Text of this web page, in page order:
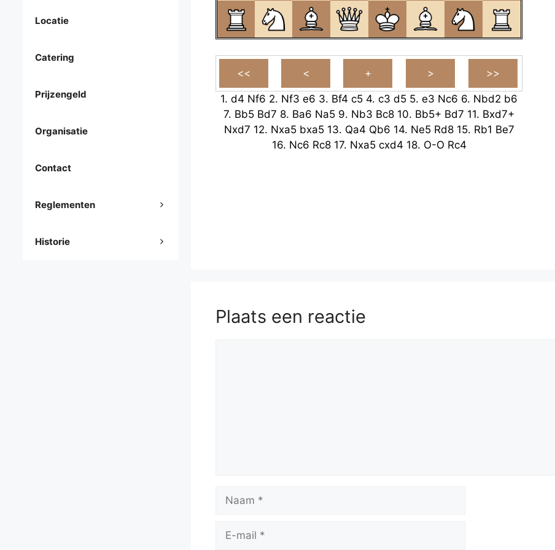
1. d4 Nf6 2. Nf3 e6 3. Bf4 c5 4. c3 d5 5. e3 Nc6 6. Nbd2 b6
7. Bb5 Bd7 8. Ba6 Na5 9. Nb3 Bc8 10. Bb5+ Bd7 11. Bxd7+
Nxd7 12. Nxa5 bxa5 13. Qa4 Qb6 14. Ne5 Rd8 15. Rb1 Be7
16. Nc6 Rc8 17. Nxa5 cxd4 18. O-O Rc4
Plaats een reactie
mail
Locatie
Catering
Prijzengeld
Organisatie
Contact
Reglementen
Historie